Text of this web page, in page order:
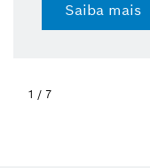
Saiba mais
1 / 7